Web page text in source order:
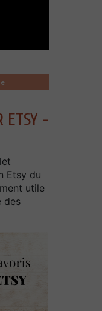
ETSY -
Etsy du
utile
des